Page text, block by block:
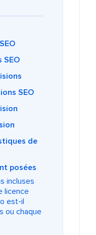
SEO
SEO
de
posées
incluses
licence
est-il
ou chaque